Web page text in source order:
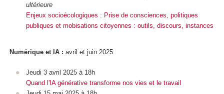
ultérieure
Enjeux socioécologiques : Prise de consciences, politiques
publiques et mobisations citoyennes : outils, discours, instances
Numérique et IA : avril et juin 2025
Jeudi 3 avril 2025 à 18h
Quand l'IA générative transforme nos vies et le travail